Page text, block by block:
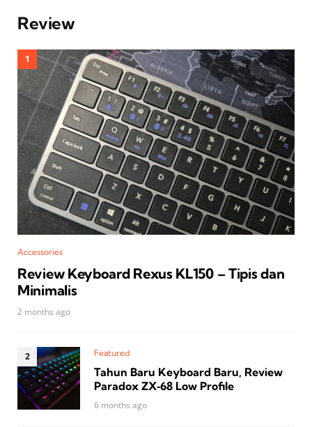
Review
Accessories
Review Keyboard Rexus KL150 – Tipis dan
Minimalis
2 months ago
Featured
Tahun Baru Keyboard Baru, Review
Paradox ZX‑68 Low Profile
6 months ago